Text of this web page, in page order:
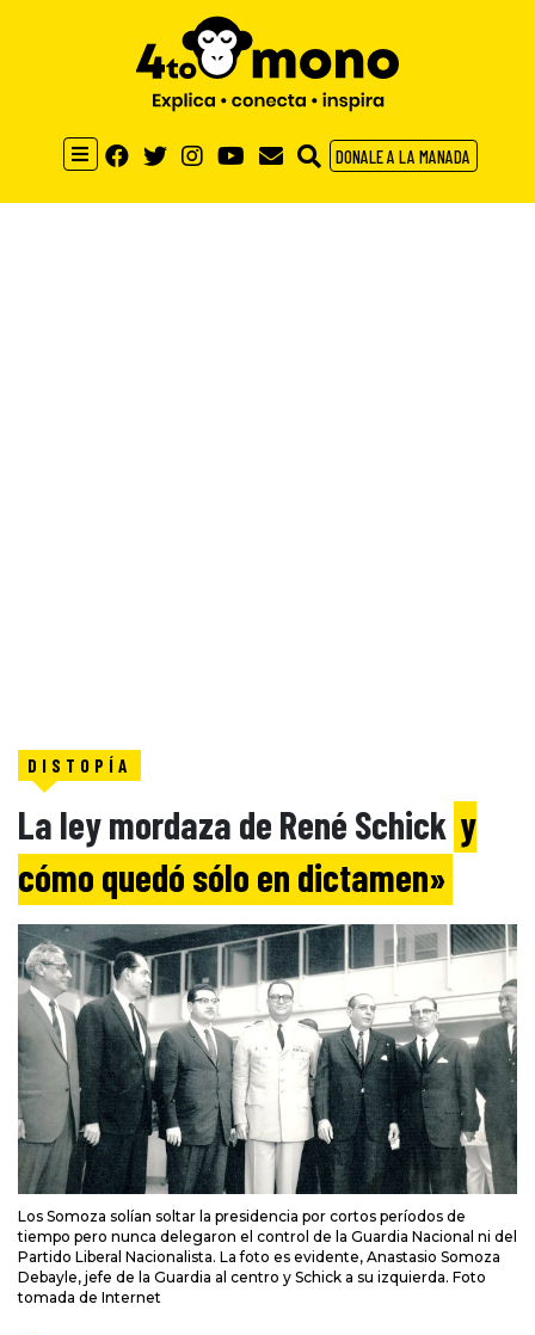
DONALE A LA MANADA
DISTOPÍA
La ley mordaza de René Schick y
cómo quedó sólo en dictamen»
Los Somoza solían soltar la presidencia por cortos períodos de
tiempo pero nunca delegaron el control de la Guardia Nacional ni del
Partido Liberal Nacionalista. La foto es evidente, Anastasio Somoza
Debayle, jefe de la Guardia al centro y Schick a su izquierda. Foto
tomada de Internet